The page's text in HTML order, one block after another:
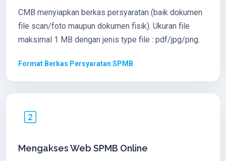
CMB menyiapkan berkas persyaratan (baik dokumen
file scan/foto maupun dokumen fisik). Ukuran file
maksimal 1 MB dengan jenis type file : pdf/jpg/png.
Format Berkas Persyaratan SPMB
Mengakses Web SPMB Online